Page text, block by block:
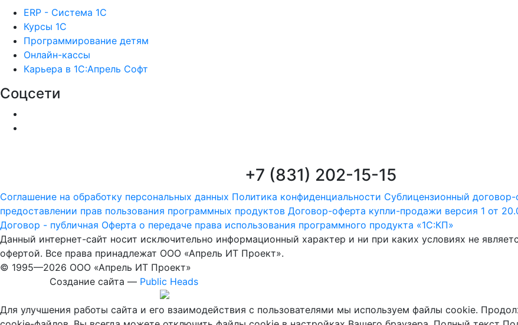
ERP - Система 1С
Курсы 1С
Программирование детям
Онлайн-кассы
Карьера в 1С:Апрель Софт
Соцсети
+7 (831) 202-15-15
Соглашение на обработку персональных данных Политика конфиденциальности Сублицензионный договор-
предоставлении прав пользования программных продуктов Договор-оферта купли-продажи версия 1 от
Договор - публичная Оферта о передаче права использования программного продукта «1С:КП»
Данный интернет-сайт носит исключительно информационный характер и ни при каких условиях не
офертой. Все права принадлежат ООО «Апрель ИТ Проект».
© 1995—2026 ООО «Апрель ИТ Проект»
Создание сайта — Public Heads
Для улучшения работы сайта и его взаимодействия с пользователями мы используем файлы cookie.